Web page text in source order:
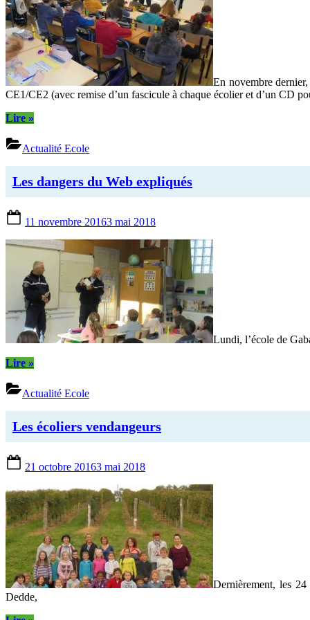
En novembre
CE1/CE2 (avec remise d’un fascicule à chaque écolier et d’un CD
Lire“Les
ont
passé
leur
permis
piéton”
»
Actualité Ecole
Les dangers du Web expliqués
on
11 novembre 20163 mai 2018
Lundi, l’école de
Lire“Les
du
Web
expliqués”
»
Actualité Ecole
Les écoliers vendangeurs
on
21 octobre 20163 mai 2018
Dernièrement, les
Dedde,